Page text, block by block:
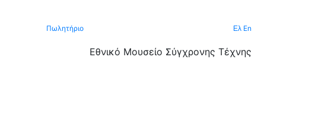
Πωλητήριο Ελ En
Εθνικό Μουσείο Σύγχρονης Τέχνης